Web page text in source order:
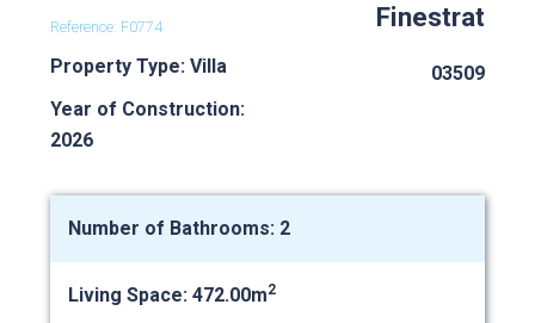
Reference: F0774
Property Type: Villa
Year of Construction:
2026
Finestrat
03509
Number of Bathrooms: 2
Living Space: 472.00m2